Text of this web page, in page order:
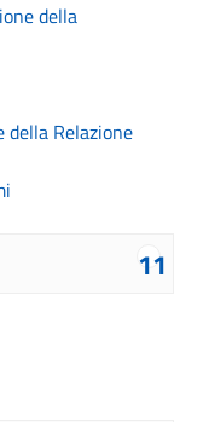
della
della Relazione
11